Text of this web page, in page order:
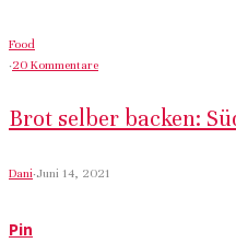
Food
·20 Kommentare
Brot selber backen:
Dani·Juni 14, 2021
Pin